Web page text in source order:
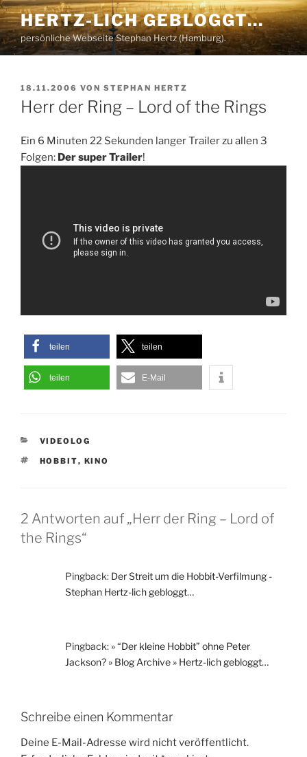
Zum
Inhalt
springen
HERTZ-LICH GEBLOGGT…
persönliche Webseite Stephan Hertz (Hamburg).
VERÖFFENTLICHT
AM
18.11.2006 VON STEPHAN HERTZ
Herr der Ring – Lord of the Rings
Ein 6 Minuten 22 Sekunden langer Trailer zu allen 3
Folgen: Der super Trailer!
teilen teilen
teilen E-Mail
KATEGORIEN
VIDEOLOG
SCHLAGWÖRTER
HOBBIT, KINO
2 Antworten auf „Herr der Ring – Lord of
the Rings“
Pingback: Der Streit um die Hobbit-Verfilmung -
Stephan Hertz-lich gebloggt…
Pingback: » “Der kleine Hobbit” ohne Peter
Jackson? » Blog Archive » Hertz-lich gebloggt…
Schreibe einen Kommentar
Deine E-Mail-Adresse wird nicht veröffentlicht.